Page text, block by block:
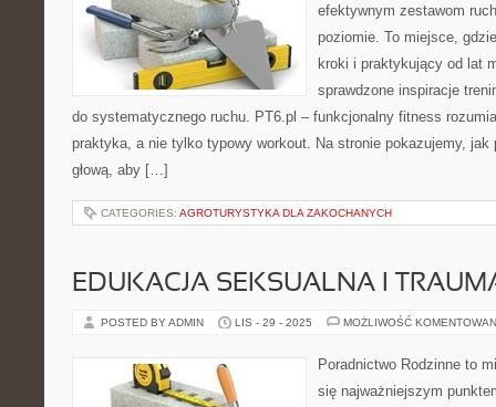
efektywnym zestawom
poziomie. To miejsce,
kroki i praktykujący od lat
sprawdzone inspiracje
do systematycznego ruchu. PT6.pl – funkcjonalny fitness
praktyka, a nie tylko typowy workout. Na stronie pokazujemy,
głową, aby […]
CATEGORIES: AGROTURYSTYKA DLA ZAKOCHANYCH
EDUKACJA SEKSUALNA I
POSTED BY ADMIN LIS - 29 - 2025 MOŻLIWOŚĆ
Poradnictwo Rodzinne to
się najważniejszym